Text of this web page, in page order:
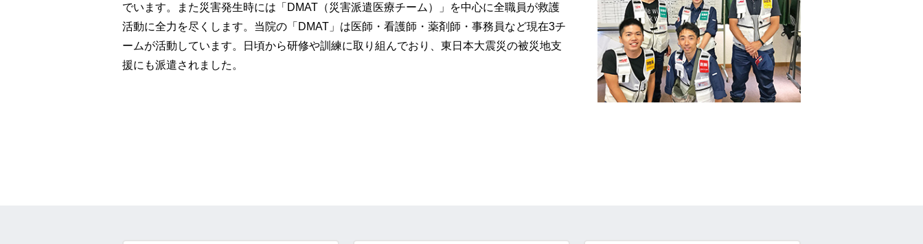
でいます。また災害発生時には「DMAT（災害派遣医療チーム）」を中心に全職員が救護
活動に全力を尽くします。当院の「DMAT」は医師・看護師・薬剤師・事務員など現在3チ
ームが活動しています。日頃から研修や訓練に取り組んでおり、東日本大震災の被災地支
援にも派遣されました。